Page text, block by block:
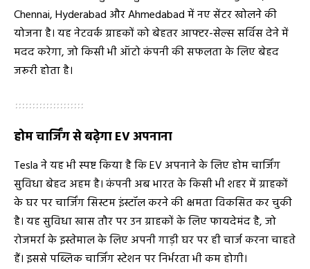
Chennai, Hyderabad और Ahmedabad में नए सेंटर खोलने की
योजना है। यह नेटवर्क ग्राहकों को बेहतर आफ्टर-सेल्स सर्विस देने में
मदद करेगा, जो किसी भी ऑटो कंपनी की सफलता के लिए बेहद
जरूरी होता है।
होम चार्जिंग से बढ़ेगा EV अपनाना
Tesla ने यह भी स्पष्ट किया है कि EV अपनाने के लिए होम चार्जिंग
सुविधा बेहद अहम है। कंपनी अब भारत के किसी भी शहर में ग्राहकों
के घर पर चार्जिंग सिस्टम इंस्टॉल करने की क्षमता विकसित कर चुकी
है। यह सुविधा खास तौर पर उन ग्राहकों के लिए फायदेमंद है, जो
रोजमर्रा के इस्तेमाल के लिए अपनी गाड़ी घर पर ही चार्ज करना चाहते
हैं। इससे पब्लिक चार्जिंग स्टेशन पर निर्भरता भी कम होगी।